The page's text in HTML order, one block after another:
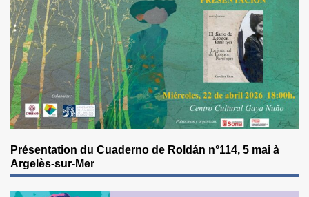
Présentation du Cuaderno de Roldán n°114, 5 mai à
Argelès-sur-Mer